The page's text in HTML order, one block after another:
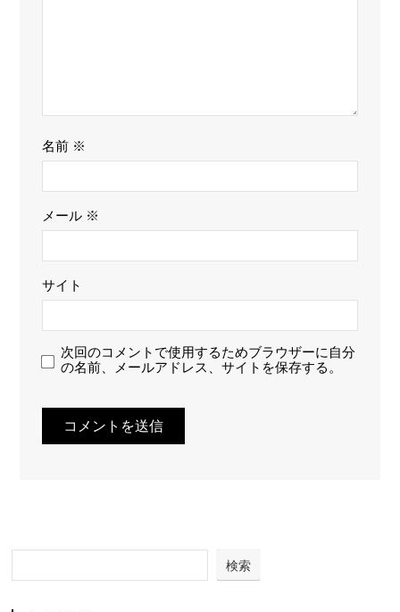
名前 ※
メール ※
サイト
次回のコメントで使用するためブラウザーに自分
の名前、メールアドレス、サイトを保存する。
検索